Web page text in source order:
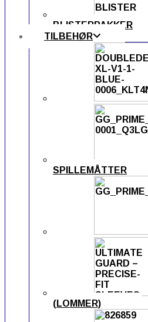
BLISTERPAKKER
TILBEHØR
SPILLEMÅTTER
(LOMMER)